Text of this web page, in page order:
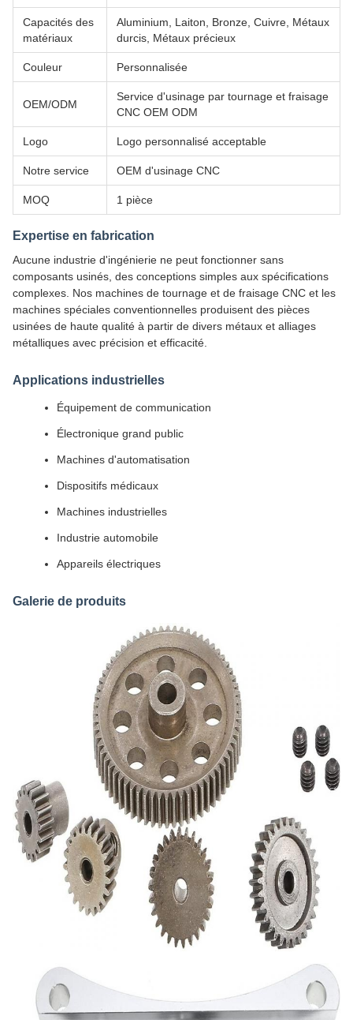
Capacités des
matériaux
Aluminium, Laiton, Bronze, Cuivre, Métaux
durcis, Métaux précieux
Couleur Personnalisée
OEM/ODM
Service d'usinage par tournage et fraisage
CNC OEM ODM
Logo Logo personnalisé acceptable
Notre service OEM d'usinage CNC
MOQ 1 pièce
Expertise en fabrication
Aucune industrie d'ingénierie ne peut fonctionner sans
composants usinés, des conceptions simples aux spécifications
complexes. Nos machines de tournage et de fraisage CNC et les
machines spéciales conventionnelles produisent des pièces
usinées de haute qualité à partir de divers métaux et alliages
métalliques avec précision et efficacité.
Applications industrielles
Équipement de communication
Électronique grand public
Machines d'automatisation
Dispositifs médicaux
Machines industrielles
Industrie automobile
Appareils électriques
Galerie de produits